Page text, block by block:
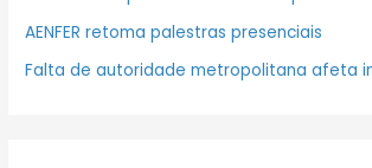
AENFER retoma palestras presenciais
Falta de autoridade metropolitana afeta